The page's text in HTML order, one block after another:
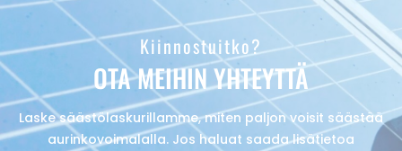
Kiinnostuitko?
OTA MEIHIN YHTEYTTÄ
Laske säästölaskurillamme, miten paljon voisit säästää
aurinkovoimalalla. Jos haluat saada lisätietoa